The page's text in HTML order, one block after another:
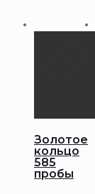
Золотое
кольцо
585
пробы